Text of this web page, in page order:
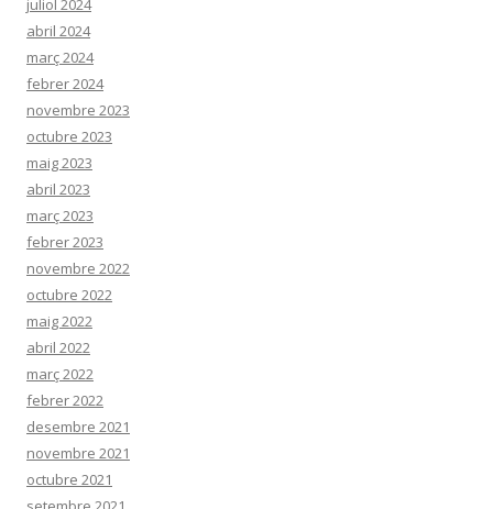
abril 2024
març 2024
febrer 2024
novembre 2023
octubre 2023
maig 2023
abril 2023
març 2023
febrer 2023
novembre 2022
octubre 2022
maig 2022
abril 2022
març 2022
febrer 2022
desembre 2021
novembre 2021
octubre 2021